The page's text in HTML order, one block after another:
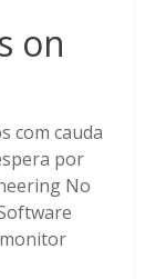
on
com cauda
por
No